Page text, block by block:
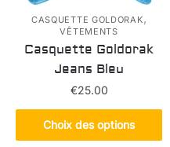
la
page
du
produit
CASQUETTE GOLDORAK,
VÊTEMENTS
Casquette Goldorak
Jeans Bleu
€25.00
Choix des options
Ce
produit